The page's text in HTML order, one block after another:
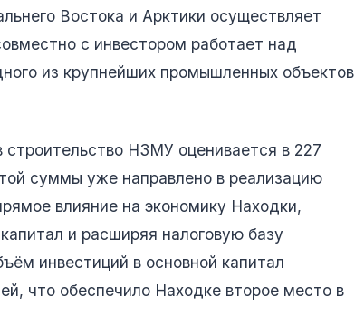
Востока и Арктики осуществляет
с инвестором работает над
из крупнейших промышленных объектов
НЗМУ оценивается в 227
суммы уже направлено в реализацию
влияние на экономику Находки,
и расширяя налоговую базу
инвестиций в основной капитал
что обеспечило Находке второе место в